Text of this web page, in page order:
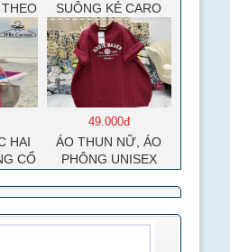
HÀN
HOT
SUÔNG KẺ CARO
HAI
CỔ
49.000đ
ÁO THUN NỮ, ÁO
PHÔNG UNISEX
MẺ EDIE BAUER